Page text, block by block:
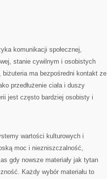
komunikacji społecznej,
stanie cywilnym i osobistych
ma bezpośredni kontakt ze
przedłużenie ciała i duszy
jest często bardziej osobisty i
wartości kulturowych i
moc i niezniszczalność,
gdy nowsze materiały jak tytan
Każdy wybór materiału to